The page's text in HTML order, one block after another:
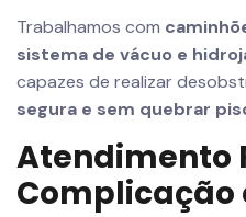
Trabalhamos com
sistema de vácuo e
capazes de realizar
segura e sem quebrar
Atendimento
Complicação